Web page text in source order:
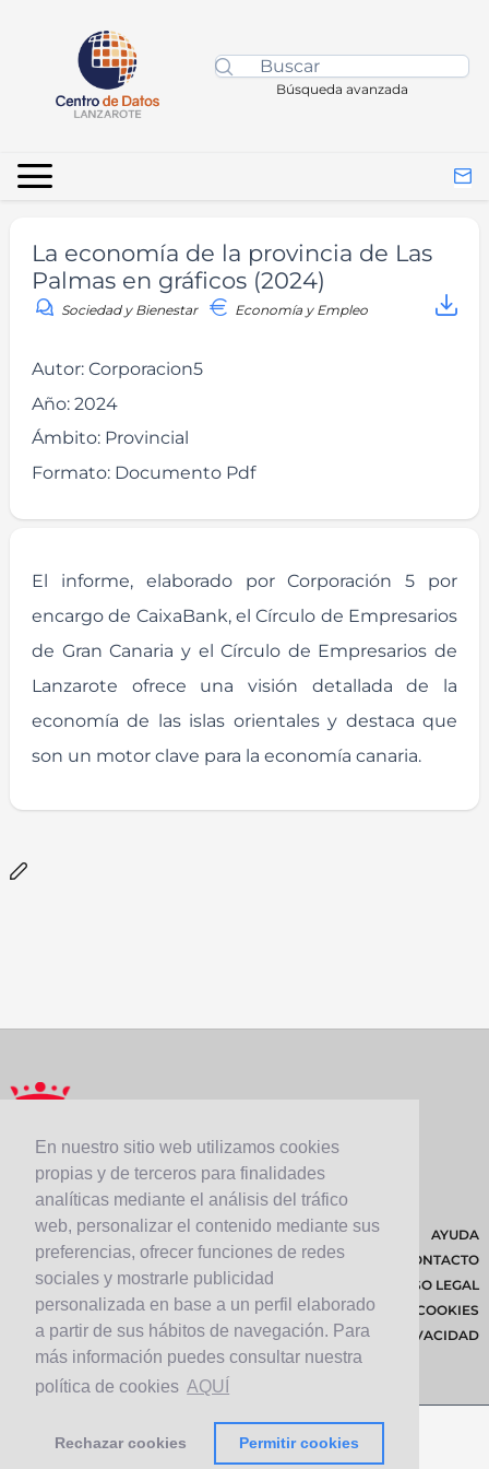
En nuestro sitio web utilizamos cookies
propias y de terceros para finalidades
analíticas mediante el análisis del tráfico
web, personalizar el contenido mediante sus
preferencias, ofrecer funciones de redes
sociales y mostrarle publicidad
personalizada en base a un perfil elaborado
a partir de sus hábitos de navegación. Para
más información puedes consultar nuestra
política de cookies AQUÍ
Rechazar cookies Permitir cookies
Búsqueda avanzada
La economía de la provincia de Las
Palmas en gráficos (2024)
Sociedad y Bienestar Economía y Empleo
Autor: Corporacion5
Año: 2024
Ámbito: Provincial
Formato: Documento Pdf
El informe, elaborado por Corporación 5 por
encargo de CaixaBank, el Círculo de Empresarios
de Gran Canaria y el Círculo de Empresarios de
Lanzarote ofrece una visión detallada de la
economía de las islas orientales y destaca que
son un motor clave para la economía canaria.
AYUDA
CONTACTO
AVISO LEGAL
POLÍTICA DE COOKIES
POLÍTICA DE PRIVACIDAD
Diseñado porSolucionet.com